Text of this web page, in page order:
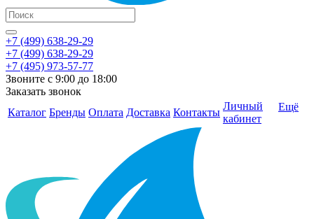
+7 (499) 638-29-29
+7 (499) 638-29-29
+7 (495) 973-57-77
Звоните с 9:00 до 18:00
Заказать звонок
Каталог Бренды Оплата Доставка Контакты
Личный
кабинет
Ещё